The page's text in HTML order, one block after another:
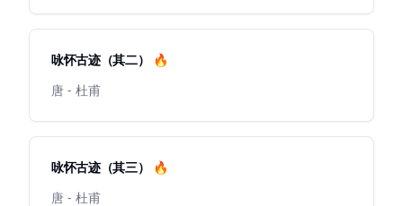
咏怀古迹（其二） 🔥
唐 - 杜甫
咏怀古迹（其三） 🔥
唐 - 杜甫